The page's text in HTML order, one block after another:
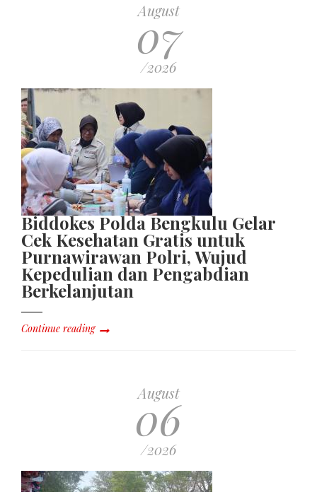
August
07
/2026
Biddokes Polda Bengkulu Gelar
Cek Kesehatan Gratis untuk
Purnawirawan Polri, Wujud
Kepedulian dan Pengabdian
Berkelanjutan
Continue reading
August
06
/2026